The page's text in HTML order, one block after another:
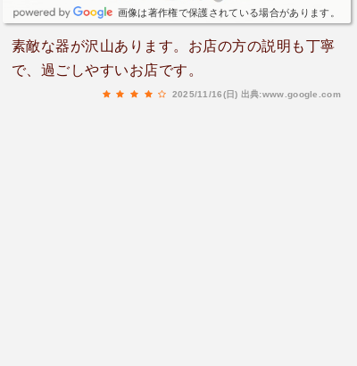
画像は著作権で保護されている場合があります。
素敵な器が沢山あります。お店の方の説明も丁寧
で、過ごしやすいお店です。
2025/11/16(日) 出典:www.google.com